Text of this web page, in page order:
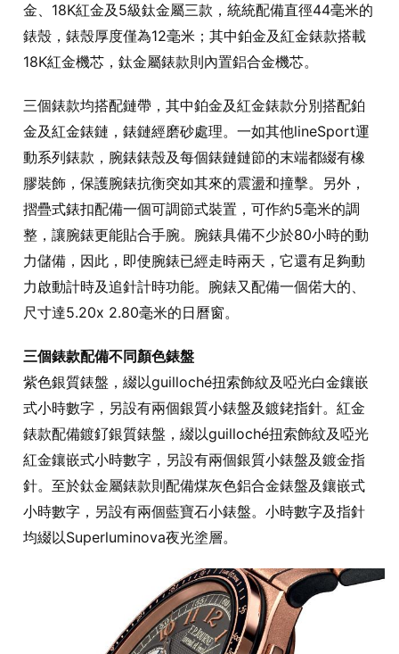
金、18K紅金及5級鈦金屬三款，統統配備直徑44毫米的
錶殼，錶殼厚度僅為12毫米；其中鉑金及紅金錶款搭載
18K紅金機芯，鈦金屬錶款則內置鋁合金機芯。
三個錶款均搭配鏈帶，其中鉑金及紅金錶款分別搭配鉑
金及紅金錶鏈，錶鏈經磨砂處理。一如其他lineSport運
動系列錶款，腕錶錶殼及每個錶鏈鏈節的末端都綴有橡
膠裝飾，保護腕錶抗衡突如其來的震盪和撞擊。另外，
摺疊式錶扣配備一個可調節式裝置，可作約5毫米的調
整，讓腕錶更能貼合手腕。腕錶具備不少於80小時的動
力儲備，因此，即使腕錶已經走時兩天，它還有足夠動
力啟動計時及追針計時功能。腕錶又配備一個偌大的、
尺寸達5.20x 2.80毫米的日曆窗。
三個錶款配備不同顏色錶盤
紫色銀質錶盤，綴以guilloché扭索飾紋及啞光白金鑲嵌
式小時數字，另設有兩個銀質小錶盤及鍍銠指針。紅金
錶款配備鍍釕銀質錶盤，綴以guilloché扭索飾紋及啞光
紅金鑲嵌式小時數字，另設有兩個銀質小錶盤及鍍金指
針。至於鈦金屬錶款則配備煤灰色鋁合金錶盤及鑲嵌式
小時數字，另設有兩個藍寶石小錶盤。小時數字及指針
均綴以Superluminova夜光塗層。